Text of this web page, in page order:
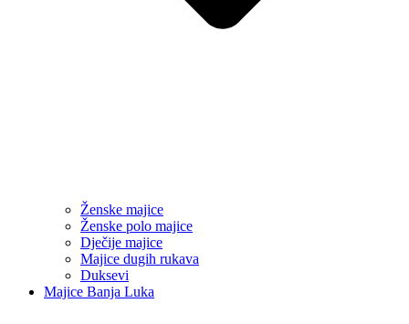
Ženske majice
Ženske polo majice
Dječije majice
Majice dugih rukava
Duksevi
Majice Banja Luka